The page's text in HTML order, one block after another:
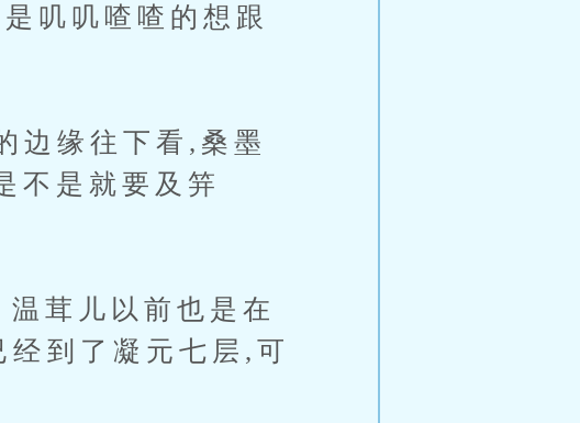
叽叽喳喳的想跟
缘往下看,桑墨
不是就要及笄
茸儿以前也是在
经到了凝元七层,可